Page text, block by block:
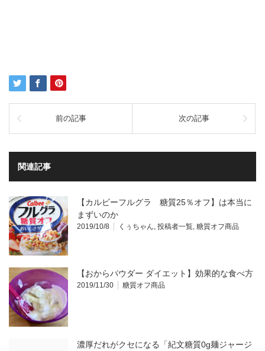
前の記事 次の記事
関連記事
【カルビーフルグラ 糖質25％オフ】は本当に
まずいのか
2019/10/8 くぅちゃん, 投稿者一覧, 糖質オフ商品
【おからパウダー ダイエット】効果的な食べ方
2019/11/30 糖質オフ商品
濃厚だれがクセになる「紀文糖質0g麺ジャージ